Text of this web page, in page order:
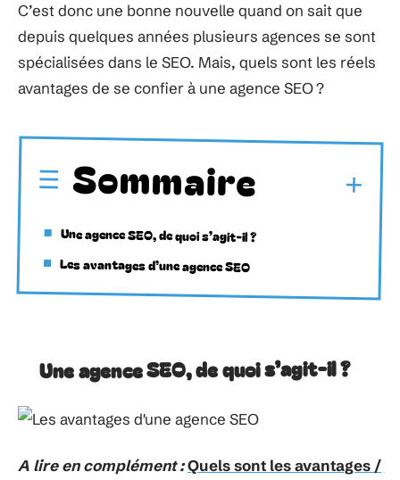
C’est donc une bonne nouvelle quand on sait que
depuis quelques années plusieurs agences se sont
spécialisées dans le SEO. Mais, quels sont les réels
avantages de se confier à une agence SEO ?
Sommaire
Une agence SEO, de quoi s’agit-il ?
Les avantages d’une agence SEO
Une agence SEO, de quoi s’agit-il ?
A lire en complément :Quels sont les avantages /